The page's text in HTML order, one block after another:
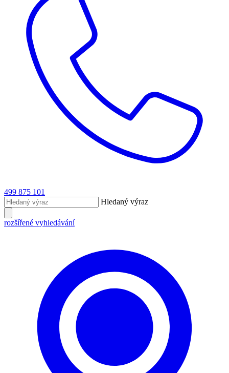
499 875 101
Hledaný výraz
rozšířené vyhledávání